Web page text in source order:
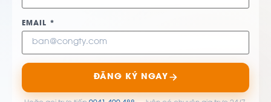
EMAIL *
ĐĂNG KÝ NGAY